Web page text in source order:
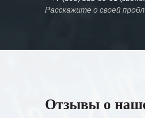
Расскажите о своей
Отзывы о